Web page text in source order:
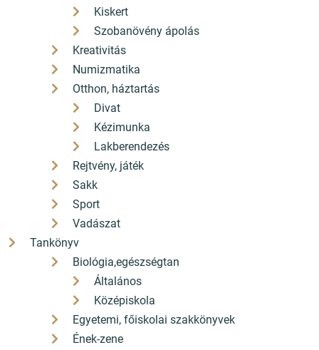
Kiskert
Szobanövény ápolás
Kreativitás
Numizmatika
Otthon, háztartás
Divat
Kézimunka
Lakberendezés
Rejtvény, játék
Sakk
Sport
Vadászat
Tankönyv
Biológia,egészségtan
Általános
Középiskola
Egyetemi, főiskolai szakkönyvek
Ének-zene